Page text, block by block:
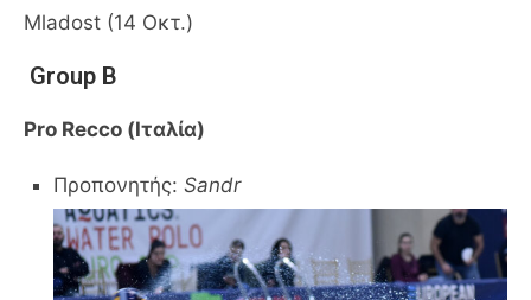
Mladost (14 Οκτ.)
Group B
Pro Recco (Ιταλία)
Προπονητής: Sandr